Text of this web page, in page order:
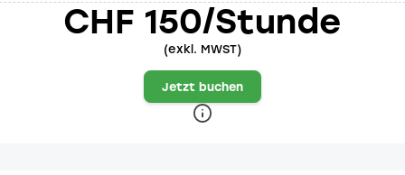
CHF 150/Stunde
(exkl. MWST)
Jetzt buchen